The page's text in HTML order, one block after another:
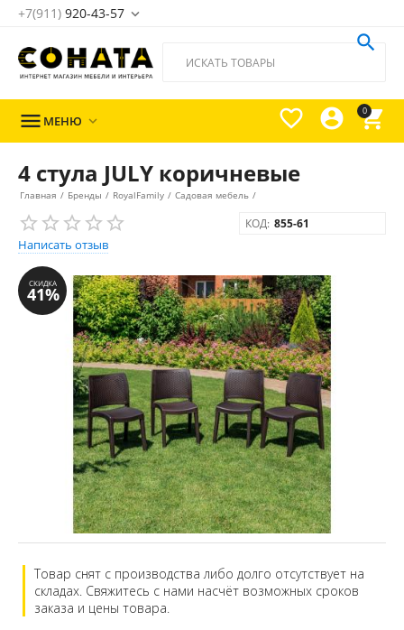
+7(911) 920-43-57 
0




 МЕНЮ 
4 стула JULY коричневые
Главная / Бренды / RoyalFamily / Садовая мебель /
Написать отзыв
КОД: 855-61
СКИДКА
41%
Товар снят с производства либо долго отсутствует на
складах. Свяжитесь с нами насчёт возможных сроков
заказа и цены товара.